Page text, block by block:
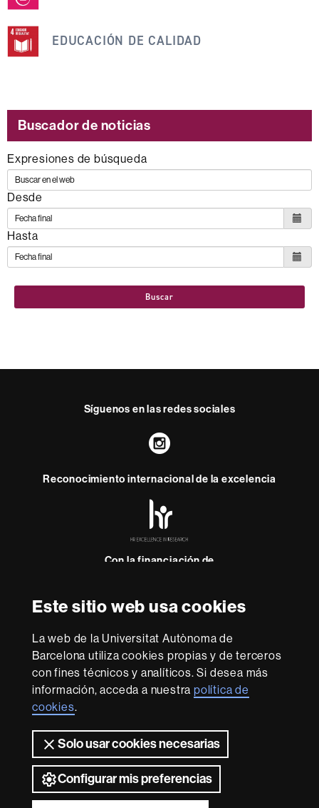
Este sitio web usa cookies
La web de la Universitat Autònoma de
Barcelona utiliza cookies propias y de terceros
con fines técnicos y analíticos. Si desea más
información, acceda a nuestrapolítica de
cookies.
Solo usar cookies necesarias
Configurar mis preferencias
de
los
siguientesEDUCACIÓN DE CALIDAD
Buscador de noticias
Expresiones de búsqueda
Desde
Hasta
Buscar
Síguenos en las redes sociales
Instagram
Reconocimiento internacional de la excelencia
-
Con la financiación de
esta
web Aviso legal Protección de datos Sobre el
web
Accesibilidad web Mapa del web UAB
Somos una universidad líder que imparte una docencia
adecuada a las necesidades de la sociedad y adaptada a
los nuevos modelos de la Europa del conocimiento. La
UAB es reconocida internacionalmente por la calidad y el
carácter innovador de su investigación.
2026 Universitat Autònoma de Barcelona